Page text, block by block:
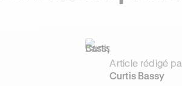
Article rédigé
Curtis Bassy